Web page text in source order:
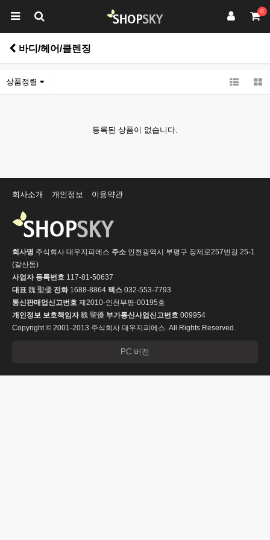
0
바디/헤어/클렌징
상품정렬
등록된 상품이 없습니다.
회사소개 개인정보 이용약관
회사명 주식회사 대우지피에스 주소 인천광역시 부평구 장제로257번길 25-1
(갈산동)
사업자 등록번호 117-81-50637
대표 魏 聖優 전화1688-8864 팩스 032-553-7793
통신판매업신고번호 제2010-인천부평-00195호
개인정보 보호책임자魏 聖優 부가통신사업신고번호 009954
Copyright © 2001-2013 주식회사 대우지피에스. All Rights Reserved.
PC 버전